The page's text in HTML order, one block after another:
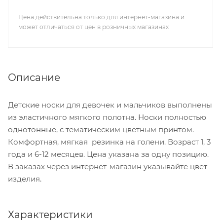
Цена действительна только для интернет-магазина и
может отличаться от цен в розничных магазинах
Описание
Детские носки для девочек и мальчиков выполнены
из эластичного мягкого полотна. Носки полностью
однотонные, с тематическим цветным принтом.
Комфортная, мягкая резинка на голени. Возраст 1, 3
года и 6-12 месяцев. Цена указана за одну позицию.
В заказах через интернет-магазин указывайте цвет
изделия.
Характеристики